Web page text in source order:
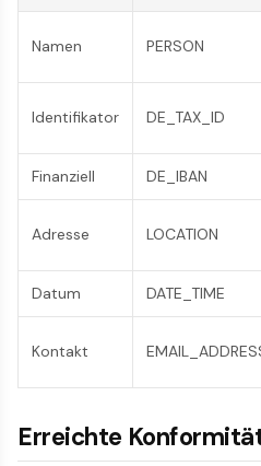
Namen PERSON
Identifikator DE_TAX_ID
Finanziell DE_IBAN
Adresse LOCATION
Datum DATE_TIME
Kontakt
Erreichte